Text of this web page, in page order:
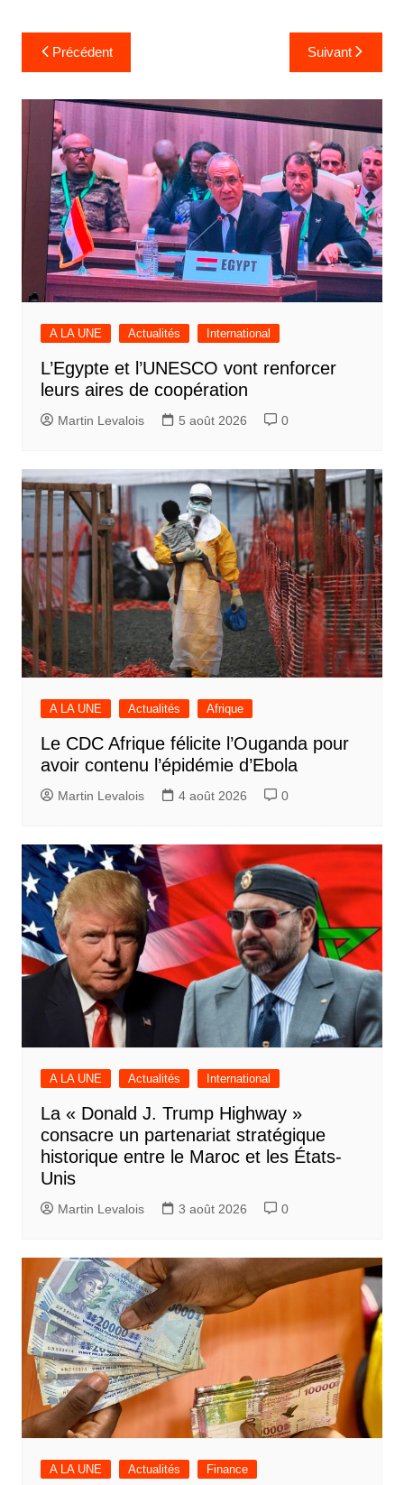
Navigation
de
l’article
Précédent Suivant
A LA UNE Actualités International
L’Egypte et l’UNESCO vont renforcer
leurs aires de coopération
Martin Levalois 5 août 2026 0
A LA UNE Actualités Afrique
Le CDC Afrique félicite l’Ouganda pour
avoir contenu l’épidémie d’Ebola
Martin Levalois 4 août 2026 0
A LA UNE Actualités International
La « Donald J. Trump Highway »
consacre un partenariat stratégique
historique entre le Maroc et les États-
Unis
Martin Levalois 3 août 2026 0
A LA UNE Actualités Finance